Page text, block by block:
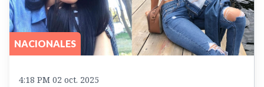
NACIONALES
4:18 PM 02 oct. 2025